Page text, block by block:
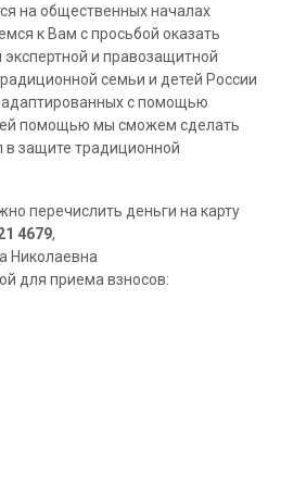
на общественных началах
к Вам с просьбой оказать
и правозащитной
семьи и детей России
адаптированных с помощью
помощью мы сможем сделать
защите традиционной
перечислить деньги на карту
4679,
Николаевна
для приема взносов: